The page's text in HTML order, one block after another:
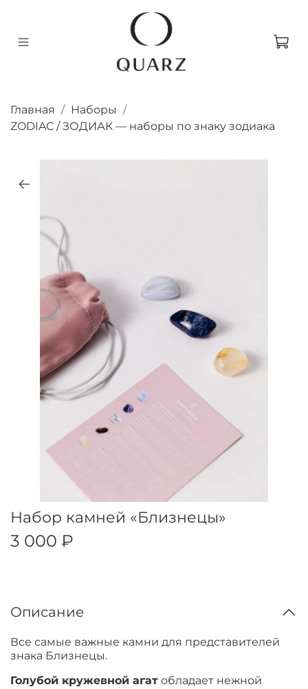
Главная
Наборы
ZODIAC / ЗОДИАК — наборы по знаку зодиака
Набор камней «Близнецы»
3 000 ₽
Описание
Все самые важные камни для представителей
знака Близнецы.
Голубой кружевной агат обладает нежной